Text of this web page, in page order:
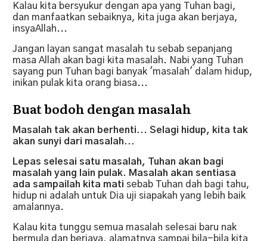
Kalau kita bersyukur dengan apa yang Tuhan bagi,
dan manfaatkan sebaiknya, kita juga akan berjaya,
insyaAllah...
Jangan layan sangat masalah tu sebab sepanjang
masa Allah akan bagi kita masalah. Nabi yang Tuhan
sayang pun Tuhan bagi banyak 'masalah' dalam hidup,
inikan pulak kita orang biasa...
Buat bodoh dengan masalah
Masalah tak akan berhenti... Selagi hidup, kita tak
akan sunyi dari masalah...
Lepas selesai satu masalah, Tuhan akan bagi
masalah yang lain pulak. Masalah akan sentiasa
ada sampailah kita mati sebab Tuhan dah bagi tahu,
hidup ni adalah untuk Dia uji siapakah yang lebih baik
amalannya.
Kalau kita tunggu semua masalah selesai baru nak
bermula dan berjaya, alamatnya sampai bila-bila kita